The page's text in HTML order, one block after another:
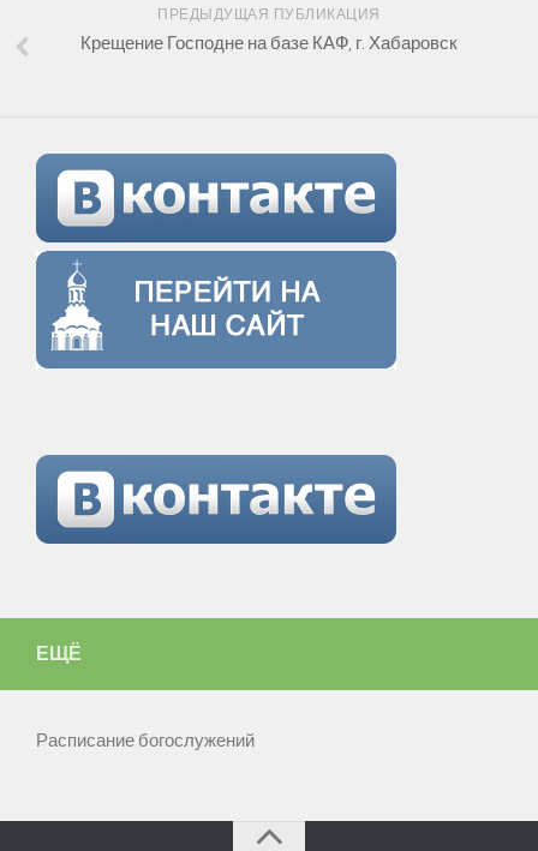
ПРЕДЫДУЩАЯ ПУБЛИКАЦИЯ
Крещение Господне на базе КАФ, г. Хабаровск
ЕЩЁ
Расписание богослужений